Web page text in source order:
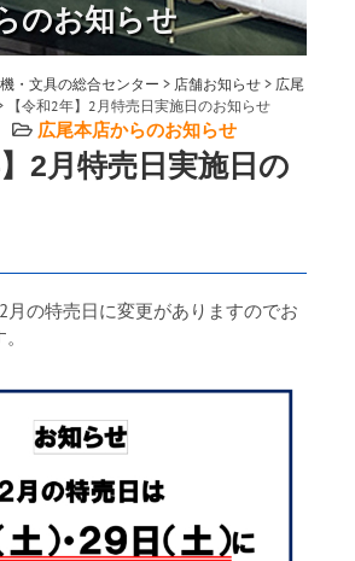
のお知らせ
・文具の総合センター > 店舗お知らせ > 広尾
【令和2年】2月特売日実施日のお知らせ
広尾本店からのお知らせ
】2月特売日実施日の
月の特売日に変更がありますのでお